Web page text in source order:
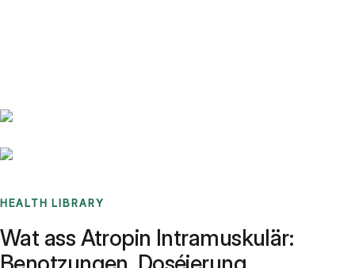
HEALTH LIBRARY
Wat ass Atropin Intramuskulär: